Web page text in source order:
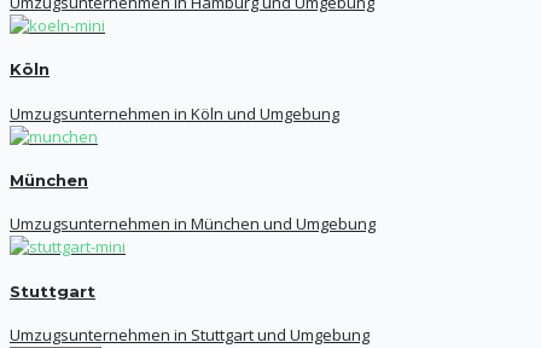
Köln
Umzugsunternehmen in Köln und Umgebung
München
Umzugsunternehmen in München und Umgebung
Stuttgart
Umzugsunternehmen in Stuttgart und Umgebung